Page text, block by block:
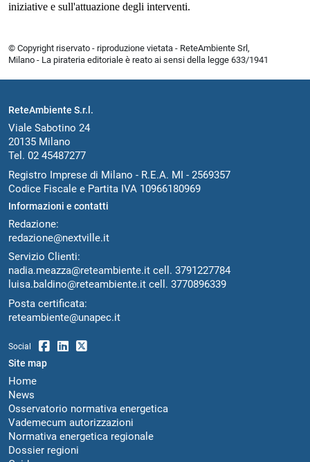
iniziative e sull'attuazione degli interventi.
© Copyright riservato - riproduzione vietata - ReteAmbiente Srl,
Milano - La pirateria editoriale è reato ai sensi della legge 633/1941
ReteAmbiente S.r.l.
Viale Sabotino 24
20135 Milano
Tel. 02 45487277
Registro Imprese di Milano - R.E.A. MI - 2569357
Codice Fiscale e Partita IVA 10966180969
Informazioni e contatti
Redazione:
redazione@nextville.it
Servizio Clienti:
nadia.meazza@reteambiente.it cell. 3791227784
luisa.baldino@reteambiente.it cell. 3770896339
Posta certificata:
reteambiente@unapec.it
Social
Site map
Home
News
Osservatorio normativa energetica
Vademecum autorizzazioni
Normativa energetica regionale
Dossier regioni